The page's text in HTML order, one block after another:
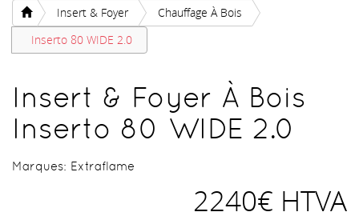
Insert & Foyer
Chauffage À Bois
Inserto 80 WIDE 2.0
Insert & Foyer À Bois
Inserto 80 WIDE 2.0
Marques: Extraflame
2240€ HTVA